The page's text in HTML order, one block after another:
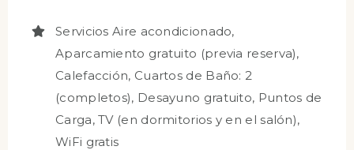
Servicios Aire acondicionado,
Aparcamiento gratuito (previa reserva),
Calefacción, Cuartos de Baño: 2
(completos), Desayuno gratuito, Puntos de
Carga,TV (en dormitorios y en el salón),
WiFi gratis